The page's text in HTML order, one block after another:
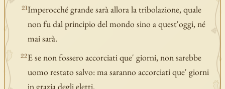
21Imperocché grande sarà allora la tribolazione, quale
non fu dal principio del mondo sino a quest'oggi, né
mai sarà.
22E se non fossero accorciati que' giorni, non sarebbe
uomo restato salvo: ma saranno accorciati que' giorni
in grazia degli eletti.